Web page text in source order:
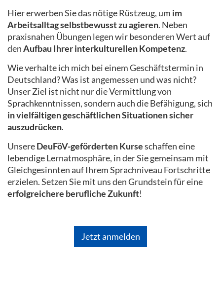
Hier erwerben Sie das nötige Rüstzeug, um im
Arbeitsalltag selbstbewusst zu agieren. Neben
praxisnahen Übungen legen wir besonderen Wert auf
denAufbau Ihrer interkulturellen Kompetenz.
Wie verhalte ich mich bei einem Geschäftstermin in
Deutschland? Was ist angemessen und was nicht?
Unser Ziel ist nicht nur die Vermittlung von
Sprachkenntnissen, sondern auch die Befähigung, sich
in vielfältigen geschäftlichen Situationen sicher
auszudrücken.
UnsereDeuFöV-geförderten Kurseschaffen eine
lebendige Lernatmosphäre, in der Sie gemeinsam mit
Gleichgesinnten auf Ihrem Sprachniveau Fortschritte
erzielen. Setzen Sie mit uns den Grundstein für eine
erfolgreichere berufliche Zukunft!
Jetzt anmelden